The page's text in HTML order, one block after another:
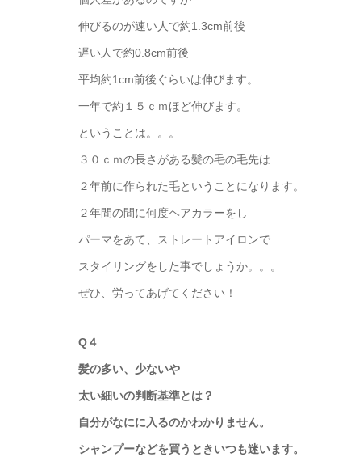
伸びるのが速い人で約1.3cm前後
遅い人で約0.8cm前後
平均約1cm前後ぐらいは伸びます。
一年で約１５ｃｍほど伸びます。
ということは。。。
３０ｃｍの長さがある髪の毛の毛先は
２年前に作られた毛ということになります。
２年間の間に何度ヘアカラーをし
パーマをあて、ストレートアイロンで
スタイリングをした事でしょうか。。。
ぜひ、労ってあげてください！
Q４
髪の多い、少ないや
太い細いの判断基準とは？
自分がなにに入るのかわかりません。
シャンプーなどを買うときいつも迷います。